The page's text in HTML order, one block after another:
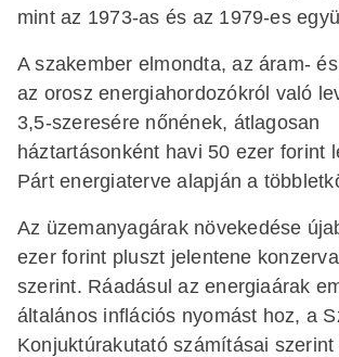
mint az 1973-as és az 1979-es
A szakember elmondta, az áram-
az orosz energiahordozókról való
3,5-szeresére nőnének, átlagosan
háztartásonként havi 50 ezer forint
Párt energiaterve alapján a
Az üzemanyagárak növekedése
ezer forint pluszt jelentene
szerint. Ráadásul az energiaárak
általános inflációs nyomást hoz, a
Konjuktúrakutató számításai szerint